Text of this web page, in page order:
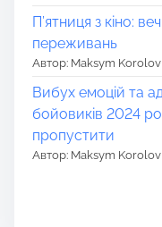
П’ятниця з кіно:
переживань
Автор: Maksym Korolov
Вибух емоцій та
бойовиків 2024
пропустити
Автор: Maksym Korolov